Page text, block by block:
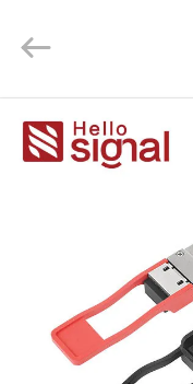
বাড়ি
কারখানা
CO.,
Reserved.